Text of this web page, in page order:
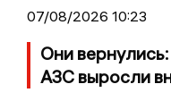
07/08/2026 10:23
Они
АЗС выросли